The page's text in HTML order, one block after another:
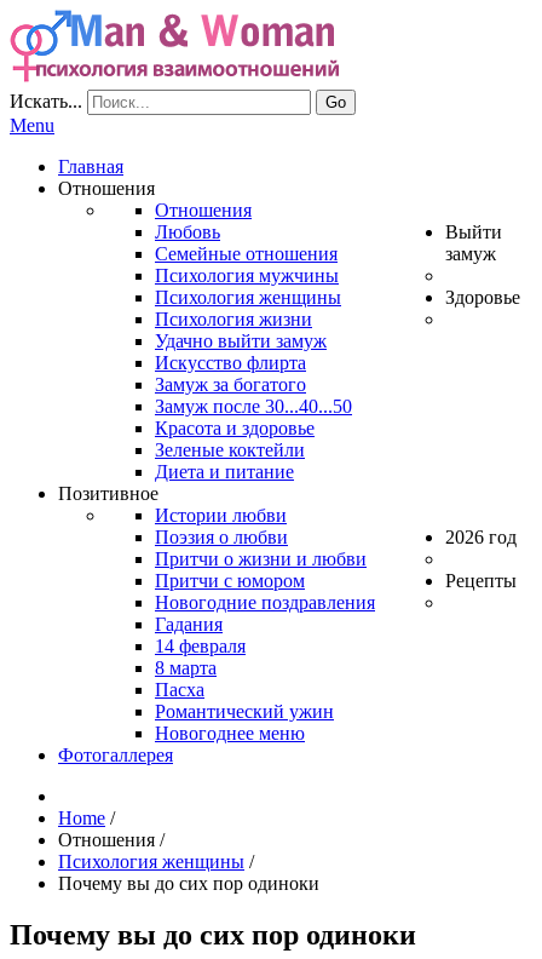
Искать... Go
Menu
Главная
Отношения
Отношения
Любовь
Семейные отношения
Психология мужчины
Психология женщины
Психология жизни
Выйти
замуж
Удачно выйти замуж
Искусство флирта
Замуж за богатого
Замуж после 30...40...50
Здоровье
Красота и здоровье
Зеленые коктейли
Диета и питание
Позитивное
Истории любви
Поэзия о любви
Притчи о жизни и любви
Притчи с юмором
2026 год
Новогодние поздравления
Гадания
14 февраля
8 марта
Рецепты
Пасха
Романтический ужин
Новогоднее меню
Фотогаллерея
Home /
Отношения /
Психология женщины /
Почему вы до сих пор одиноки
Почему вы до сих пор одиноки